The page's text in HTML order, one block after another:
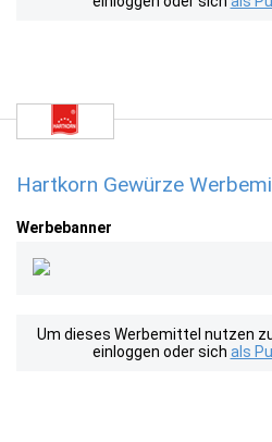
Hartkorn Gewürze
Werbebanner
Um dieses Werbemittel nutzen
einloggen oder sich als